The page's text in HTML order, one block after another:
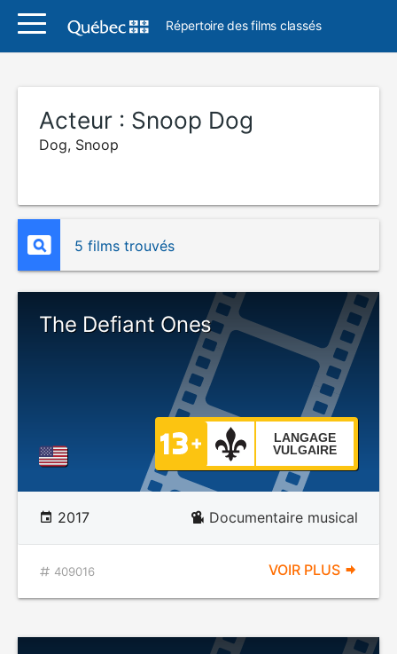
Répertoire des films classés
Acteur : Snoop Dog
Dog, Snoop
5 films trouvés
The Defiant Ones
LANGAGE
VULGAIRE
2017 Documentaire musical
409016 VOIR PLUS